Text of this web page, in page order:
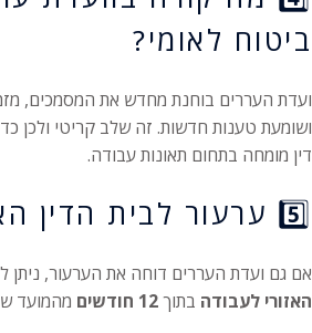
ביטוח לאומי?
ועדת העררים בוחנת מחדש את המסמכים,
ושומעת טענות חדשות. זה שלב קריטי ולכן
דין מומחה בתחום תאונות עבודה.
5️⃣ ערעור לבית הדין האזורי לעבודה
אם גם ועדת העררים דוחה את הערעור, ניתן
האזורי לעבודה בתוך12 חודשים מהמועד